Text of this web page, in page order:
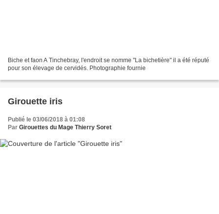
Biche et faon A Tinchebray, l'endroit se nomme "La bichetière" il a été réputé
pour son élevage de cervidés. Photographie fournie
Girouette iris
Publié le 03/06/2018 à 01:08
Par Girouettes du Mage Thierry Soret